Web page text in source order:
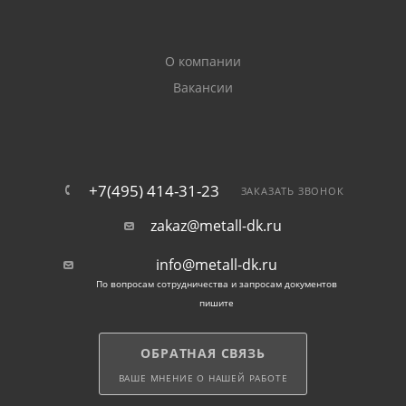
О компании
Вакансии
+7(495) 414-31-23 ЗАКАЗАТЬ ЗВОНОК
zakaz@metall-dk.ru
info@metall-dk.ru
По вопросам сотрудничества и запросам документов
пишите
ОБРАТНАЯ СВЯЗЬ
ВАШЕ МНЕНИЕ О НАШЕЙ РАБОТЕ